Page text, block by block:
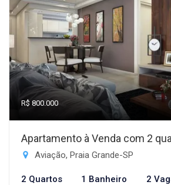
R$ 800.000
Apartamento à Venda com 2
Aviação, Praia Grande-SP
2 Quartos 1 Banheiro 2